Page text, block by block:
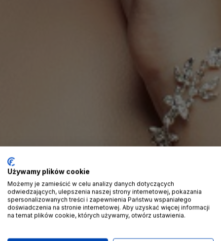
Używamy plików cookie
Możemy je zamieścić w celu analizy danych dotyczących
odwiedzających, ulepszenia naszej strony internetowej, pokazania
spersonalizowanych treści i zapewnienia Państwu wspaniałego
doświadczenia na stronie internetowej. Aby uzyskać więcej informacji
na temat plików cookie, których używamy, otwórz ustawienia.